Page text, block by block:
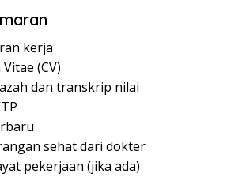
kerja
(CV)
dan transkrip nilai
sehat dari dokter
pekerjaan (jika ada)